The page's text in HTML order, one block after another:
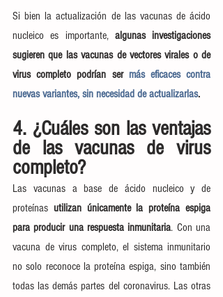
Si bien la actualización de las vacunas de ácido
nucleico es importante, algunas investigaciones
sugieren que las vacunas de vectores virales o de
virus completo podrían ser más eficaces contra
nuevas variantes, sin necesidad de actualizarlas.
4. ¿Cuáles son las ventajas
de las vacunas de virus
completo?
Las vacunas a base de ácido nucleico y de
proteínas utilizan únicamente la proteína espiga
para producir una respuesta inmunitaria. Con una
vacuna de virus completo, el sistema inmunitario
no solo reconoce la proteína espiga, sino también
todas las demás partes del coronavirus. Las otras